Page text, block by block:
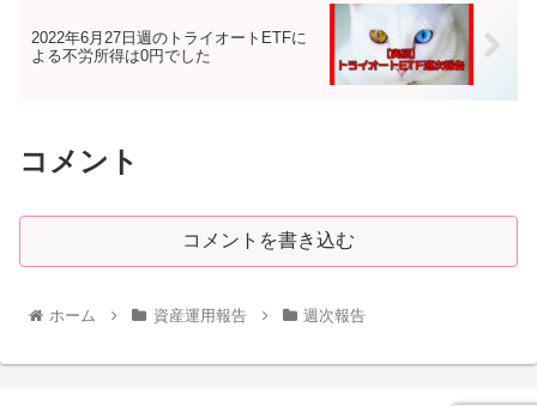
2022年6月27日週のトライオートETFに
よる不労所得は0円でした
コメント
コメントを書き込む
ホーム 資産運用報告 週次報告